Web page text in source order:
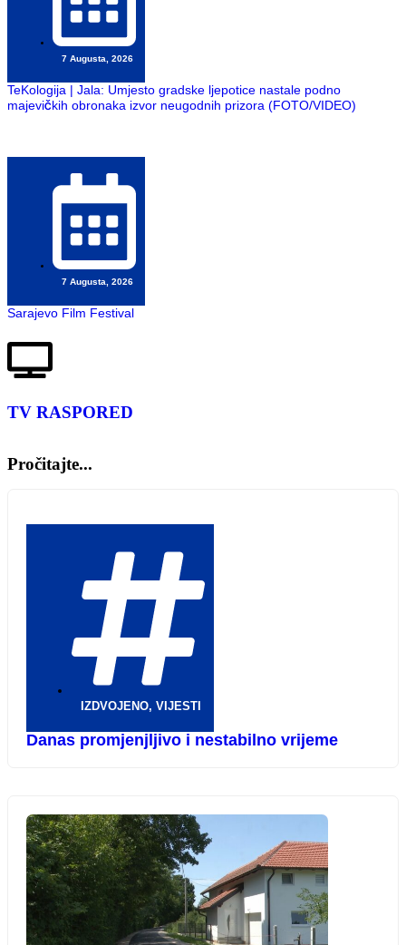
7 Augusta, 2026
TeKologija | Jala: Umjesto gradske ljepotice nastale podno
majevičkih obronaka izvor neugodnih prizora (FOTO/VIDEO)
7 Augusta, 2026
Sarajevo Film Festival
TV RASPORED
Pročitajte...
IZDVOJENO, VIJESTI
Danas promjenjljivo i nestabilno vrijeme